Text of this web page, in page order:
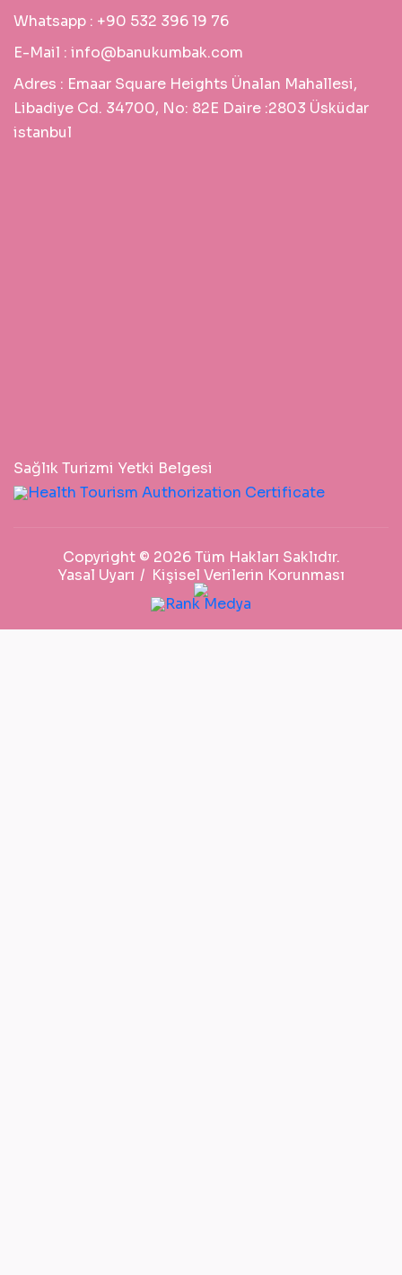
Whatsapp : +90 532 396 19 76
E-Mail : info@banukumbak.com
Adres : Emaar Square Heights Ünalan Mahallesi,
Libadiye Cd. 34700, No: 82E Daire :2803 Üsküdar
istanbul
Sağlık Turizmi Yetki Belgesi
Copyright © 2026 Tüm Hakları Saklıdır.
Yasal Uyarı
Kişisel Verilerin Korunması